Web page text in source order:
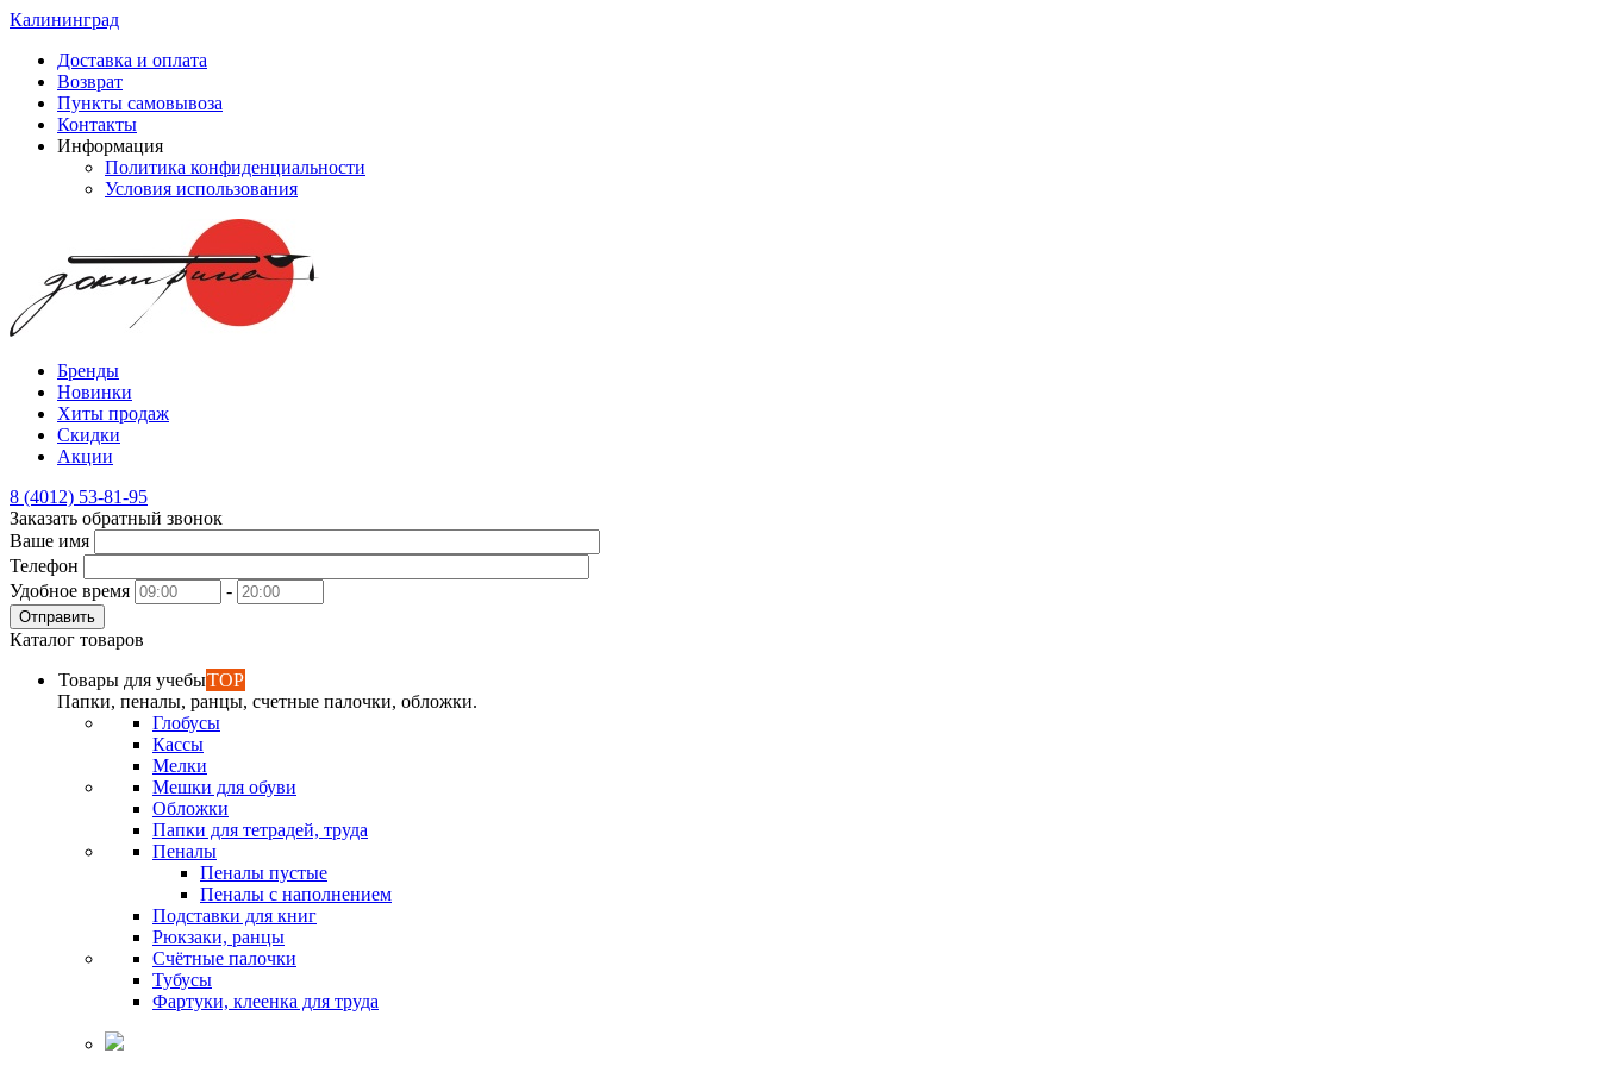
Калининград
Доставка и оплата
Возврат
Пункты самовывоза
Контакты
Информация
Политика конфиденциальности
Условия использования
Бренды
Новинки
Хиты продаж
Скидки
Акции
8 (4012) 53-81-95
Заказать обратный звонок
Ваше имя
Телефон
Удобное время
-
Отправить
Каталог товаров
Товары для учебыTOP
Папки, пеналы, ранцы, счетные палочки, обложки.
Глобусы
Кассы
Мелки
Мешки для обуви
Обложки
Папки для тетрадей, труда
Пеналы
Пеналы пустые
Пеналы с наполнением
Подставки для книг
Рюкзаки, ранцы
Счётные палочки
Тубусы
Фартуки, клеенка для труда